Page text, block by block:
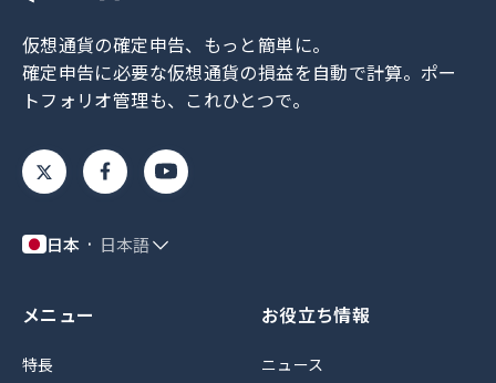
仮想通貨の確定申告、もっと簡単に。
確定申告に必要な仮想通貨の損益を自動で計算。 ポー
トフォリオ管理も、これひとつで。
日本 日本語
メニュー
特長
お役立ち情報
ニュース